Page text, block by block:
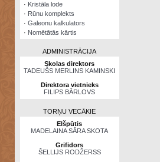
· Kristāla lode
· Rūnu komplekts
· Galeonu kalkulators
· Nomētātās kārtis
ADMINISTRĀCIJA
Skolas direktors
TADEUŠS MERLINS KAMINSKI
Direktora vietnieks
FILIPS BĀRLOVS
TORŅU VECĀKIE
Elšpūtis
MADELAINA SĀRA SKOTA
Grifidors
ŠELLIJS RODŽERSS